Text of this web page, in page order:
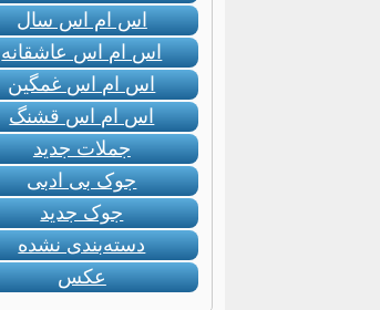
اس ام اس سال
اس ام اس عاشقانه
اس ام اس غمگین
اس ام اس قشنگ
جملات جدید
جوک بی ادبی
جوک جدید
دسته‌بندی نشده
عکس